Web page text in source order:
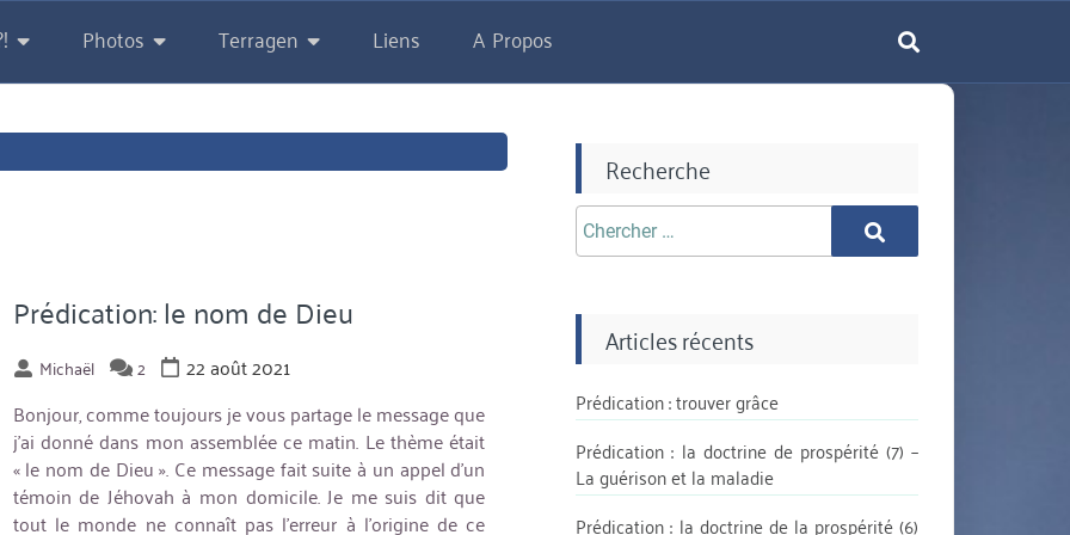
Photos Terragen Liens A Propos
Prédication: le nom de Dieu
Michaël 2
22 août 2021
Bonjour, comme toujours je vous partage le message que
j’ai donné dans mon assemblée ce matin. Le thème était
« le nom de Dieu ». Ce message fait suite à un appel d’un
témoin de Jéhovah à mon domicile. Je me suis dit que
tout le monde ne connaît pas l’erreur à l’origine de ce
Recherche
Chercher
aprè:
Chercher
Articles récents
Prédication : trouver grâce
Prédication : la doctrine de prospérité (7) –
La guérison et la maladie
Prédication : la doctrine de la prospérité (6)